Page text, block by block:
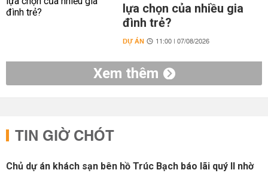
lựa chọn của nhiều gia
đình trẻ?
DỰ ÁN 11:00 | 07/08/2026
Xem thêm
TIN GIỜ CHÓT
Chủ dự án khách sạn bên hồ Trúc Bạch báo lãi quý II nhờ